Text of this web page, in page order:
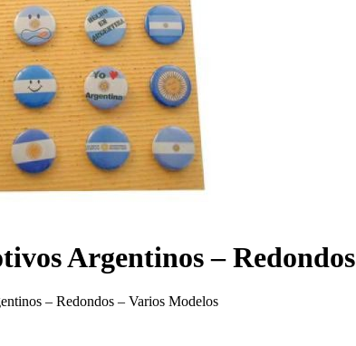
Argentinos – Redondos
– Redondos – Varios Modelos